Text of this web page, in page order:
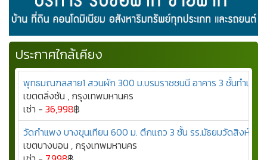
ประกาศใกล้เคียง
พุทธมณฑลสาย1 สวนผัก 300 ม.บรมราชชนนี อาคาร 3 ชั้นทำเล
เขตตลิ่งชัน , กรุงเทพมหานคร
เช่า - 36,998฿
วัดกำแพง บางขุนเทียน 600 ม. ตึกแถว 3 ชั้น รร.มัธยมวัดสิงห์ 600
เขตบางบอน , กรุงเทพมหานคร